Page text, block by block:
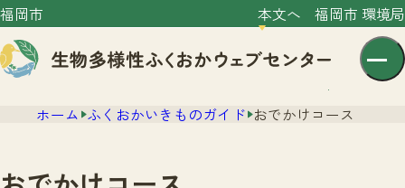
福岡市 本文へ 福岡市 環境局
ホーム ふくおかいきものガイド おでかけコース